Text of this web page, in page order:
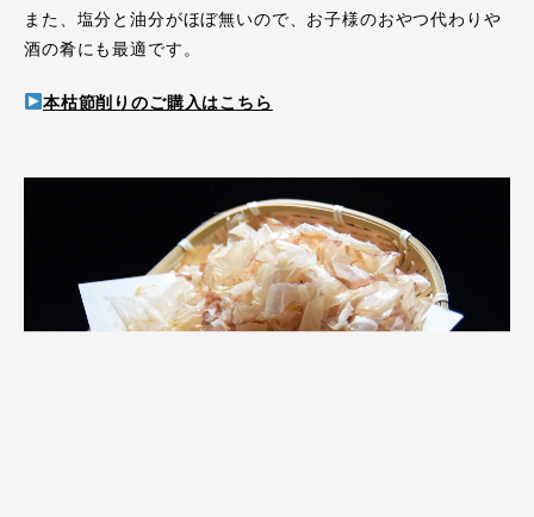
また、塩分と油分がほぼ無いので、お子様のおやつ代わりや
酒の肴にも最適です。
本枯節削りのご購入はこちら